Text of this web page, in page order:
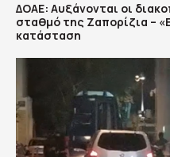
ΔΟΑΕ: Αυξάνονται οι
σταθμό της Ζαπορίζια –
κατάσταση